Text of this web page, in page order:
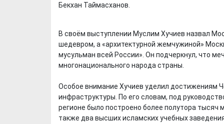
Бекхан Таймасханов.
В своём выступлении Муслим Хучиев назвал
шедевром, а «архитектурной жемчужиной»
мусульман всей России». Он подчеркнул, что
многонационального народа страны.
Особое внимание Хучиев уделил достижениям
инфраструктуры. По его словам, под
регионе было построено более полутора
также два высших исламских учебных